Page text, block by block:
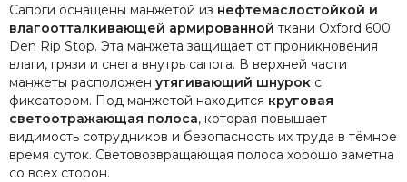
Сапоги оснащены манжетой из нефтемаслостойкой и
влагоотталкивающей армированной ткани Oxford 600
Den Rip Stop. Эта манжета защищает от проникновения
влаги, грязи и снега внутрь сапога. В верхней части
манжеты расположен утягивающий шнурок с
фиксатором. Под манжетой находится круговая
светоотражающая полоса, которая повышает
видимость сотрудников и безопасность их труда в тёмное
время суток. Световозвращающая полоса хорошо заметна
со всех сторон.